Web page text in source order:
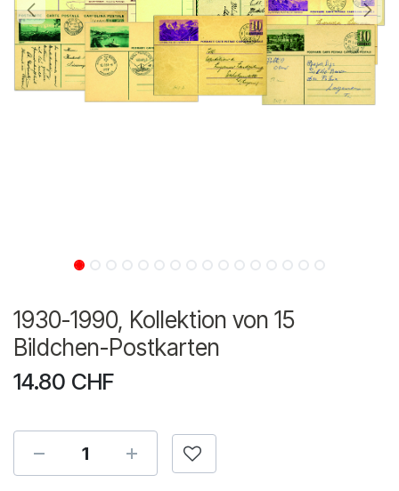
1930-1990, Kollektion von 15
Bildchen-Postkarten
14.80 CHF